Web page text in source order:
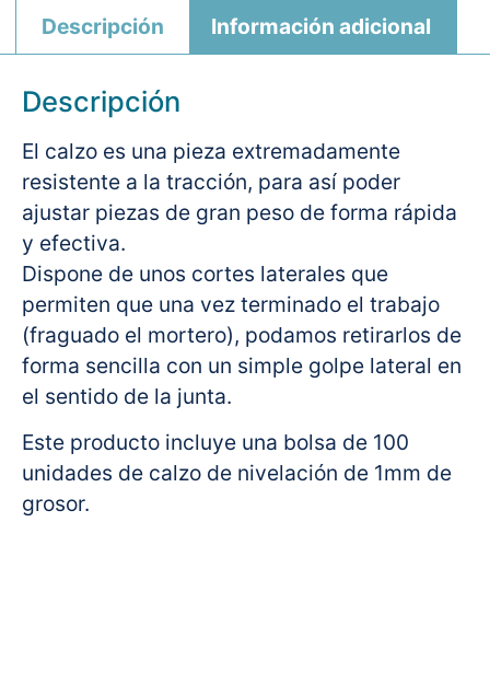
Descripción Información adicional
Descripción
El calzo es una pieza extremadamente
resistente a la tracción, para así poder
ajustar piezas de gran peso de forma rápida
y efectiva.
Dispone de unos cortes laterales que
permiten que una vez terminado el trabajo
(fraguado el mortero), podamos retirarlos de
forma sencilla con un simple golpe lateral en
el sentido de la junta.
Este producto incluye una bolsa de 100
unidades de calzo de nivelación de 1mm de
grosor.